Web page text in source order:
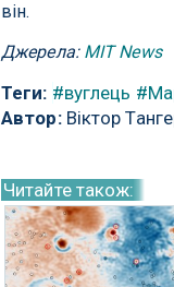
він.
Джерела: MIT News
Теги: #вуглець
Автор:Віктор
Читайте також: